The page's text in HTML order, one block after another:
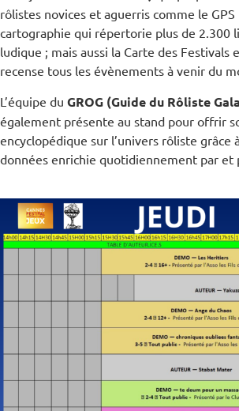
rôlistes novices et aguerris comme le GPS
cartographie qui répertorie plus de 2.300
ludique ; mais aussi la Carte des Festivals
recense tous les évènements à venir du
L’équipe du GROG (Guide du Rôliste
également présente au stand pour offrir
encyclopédique sur l’univers rôliste grâce
données enrichie quotidiennement par et